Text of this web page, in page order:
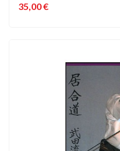
35,00 €